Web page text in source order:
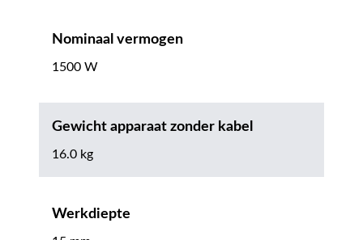
Nominaal vermogen
1500 W
Gewicht apparaat zonder kabel
16.0 kg
Werkdiepte